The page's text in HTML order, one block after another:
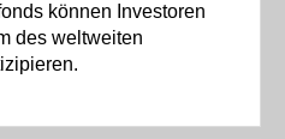
können Investoren
des weltweiten